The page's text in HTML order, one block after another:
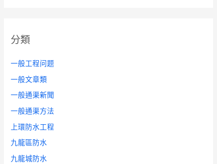
分類
一般工程问题
一般文章類
一般通渠新聞
一般通渠方法
上環防水工程
九龍區防水
九龍城防水